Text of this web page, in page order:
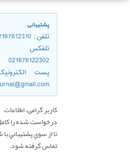
پشتیبانی
تلفن: 02167612310
تلفكس
021676122302
پست الکترونیک
کاربر گرامی، اطلاعات
درخواست شده را
تا از سوي پشتيباني با
تماس گرفته شود.